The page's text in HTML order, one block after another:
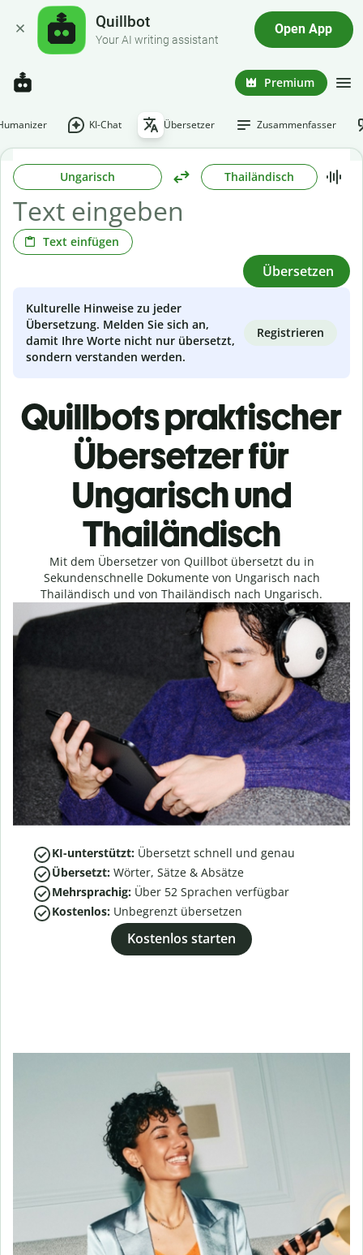
Quillbot
Your AI writing assistant
Open App
Premium
KI-Chat Übersetzer Zusammenfasser
Ungarisch Thailändisch
Text einfügen
Übersetzen
Kulturelle Hinweise zu jeder
Übersetzung. Melden Sie sich an,
damit Ihre Worte nicht nur übersetzt,
sondern verstanden werden.
Registrieren
Quillbots praktischer
Übersetzer für
Ungarisch und
Thailändisch
Mit dem Übersetzer von Quillbot übersetzt du in
Sekundenschnelle Dokumente von Ungarisch nach
Thailändisch und von Thailändisch nach Ungarisch.
KI-unterstützt: Übersetzt schnell und genau
Übersetzt: Wörter, Sätze & Absätze
Mehrsprachig: Über 52 Sprachen verfügbar
Kostenlos: Unbegrenzt übersetzen
Kostenlos starten